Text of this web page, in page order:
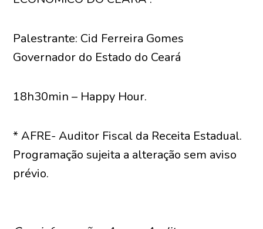
Palestrante: Cid Ferreira Gomes
Governador do Estado do Ceará
18h30min – Happy Hour.
* AFRE- Auditor Fiscal da Receita Estadual.
Programação sujeita a alteração sem aviso
prévio.